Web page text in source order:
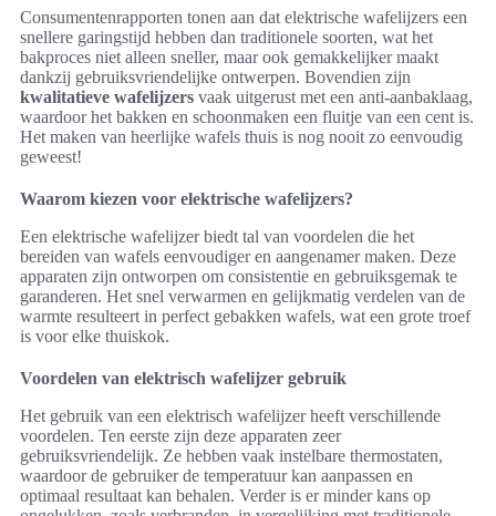
Consumentenrapporten tonen aan dat elektrische wafelijzers een
snellere garingstijd hebben dan traditionele soorten, wat het
bakproces niet alleen sneller, maar ook gemakkelijker maakt
dankzij gebruiksvriendelijke ontwerpen. Bovendien zijn
kwalitatieve wafelijzers vaak uitgerust met een anti-aanbaklaag,
waardoor het bakken en schoonmaken een fluitje van een cent is.
Het maken van heerlijke wafels thuis is nog nooit zo eenvoudig
geweest!
Waarom kiezen voor elektrische wafelijzers?
Een elektrische wafelijzer biedt tal van voordelen die het
bereiden van wafels eenvoudiger en aangenamer maken. Deze
apparaten zijn ontworpen om consistentie en gebruiksgemak te
garanderen. Het snel verwarmen en gelijkmatig verdelen van de
warmte resulteert in perfect gebakken wafels, wat een grote troef
is voor elke thuiskok.
Voordelen van elektrisch wafelijzer gebruik
Het gebruik van een elektrisch wafelijzer heeft verschillende
voordelen. Ten eerste zijn deze apparaten zeer
gebruiksvriendelijk. Ze hebben vaak instelbare thermostaten,
waardoor de gebruiker de temperatuur kan aanpassen en
optimaal resultaat kan behalen. Verder is er minder kans op